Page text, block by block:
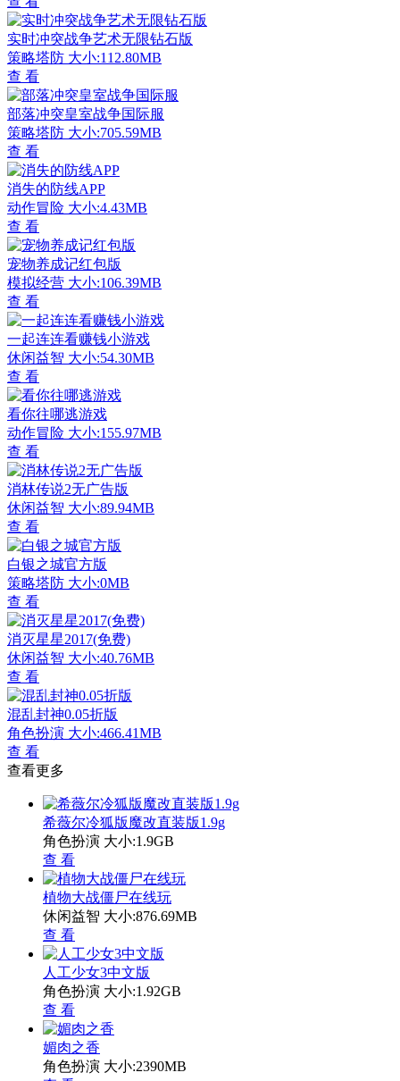
实时冲突战争艺术无限钻石版
策略塔防 大小:112.80MB
查 看
部落冲突皇室战争国际服
策略塔防 大小:705.59MB
查 看
消失的防线APP
动作冒险 大小:4.43MB
查 看
宠物养成记红包版
模拟经营 大小:106.39MB
查 看
一起连连看赚钱小游戏
休闲益智 大小:54.30MB
查 看
看你往哪逃游戏
动作冒险 大小:155.97MB
查 看
消林传说2无广告版
休闲益智 大小:89.94MB
查 看
白银之城官方版
策略塔防 大小:0MB
查 看
消灭星星2017(免费)
休闲益智 大小:40.76MB
查 看
混乱封神0.05折版
角色扮演 大小:466.41MB
查 看
查看更多
希薇尔冷狐版魔改直装版1.9g
角色扮演 大小:1.9GB
查 看
植物大战僵尸在线玩
休闲益智 大小:876.69MB
查 看
人工少女3中文版
角色扮演 大小:1.92GB
查 看
媚肉之香
角色扮演 大小:2390MB